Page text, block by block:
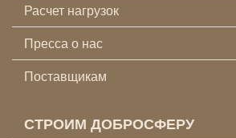
Расчет нагрузок
Пресса о нас
Поставщикам
СТРОИМ ДОБРОСФЕРУ